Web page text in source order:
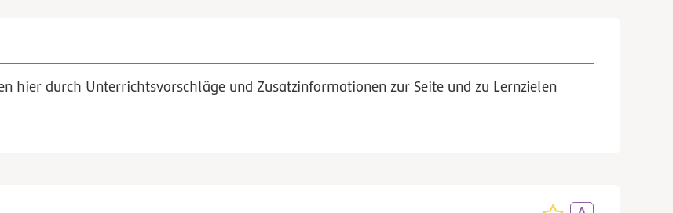
hier durch Unterrichtsvorschläge und Zusatzinformationen zur Seite und zu Lernzielen